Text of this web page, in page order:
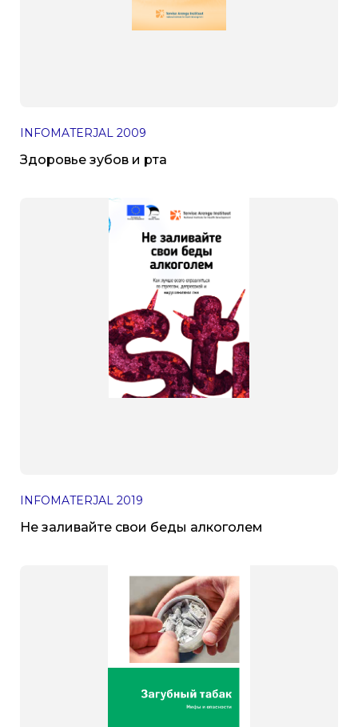
INFOMATERJAL 2009
Здоровье зубов и рта
INFOMATERJAL 2019
Не заливайте свои беды алкоголем